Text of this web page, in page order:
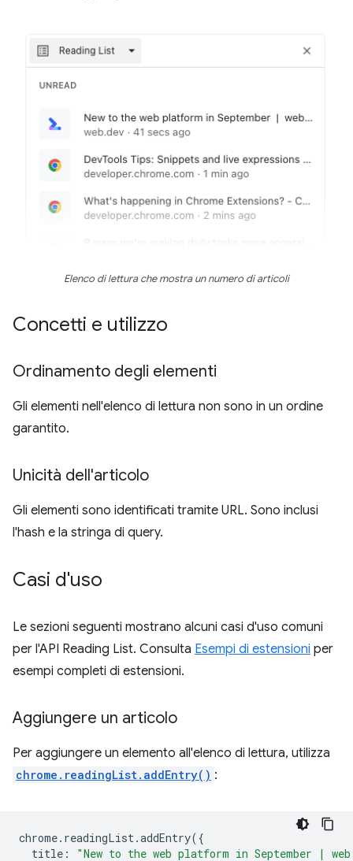
Elenco di lettura che mostra un numero di articoli
Concetti e utilizzo
Ordinamento degli elementi
Gli elementi nell'elenco di lettura non sono in un ordine
garantito.
Unicità dell'articolo
Gli elementi sono identificati tramite URL. Sono inclusi
l'hash e la stringa di query.
Casi d'uso
Le sezioni seguenti mostrano alcuni casi d'uso comuni
per l'API Reading List. Consulta Esempi di estensioni per
esempi completi di estensioni.
Aggiungere un articolo
Per aggiungere un elemento all'elenco di lettura, utilizza
chrome.readingList.addEntry() :
chrome. readingList .addEntry({
title : "New to the web platform in September |